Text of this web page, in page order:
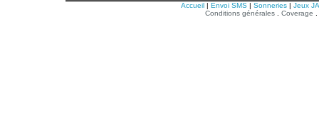
Accueil | Envoi SMS | Sonneries | Jeux
Conditions générales. Coverage